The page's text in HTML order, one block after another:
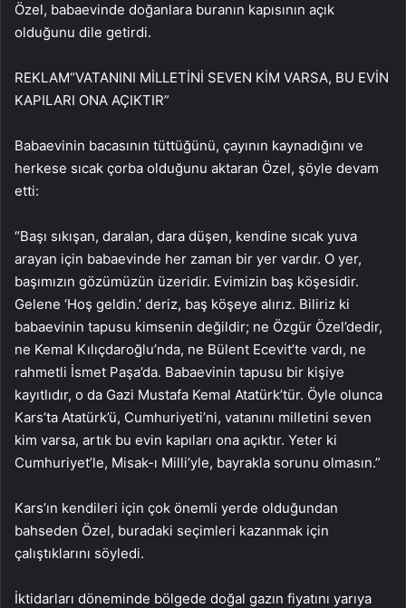
Özel, babaevinde doğanlara buranın kapısının açık
olduğunu dile getirdi.
REKLAM“VATANINI MİLLETİNİ SEVEN KİM VARSA, BU EVİN
KAPILARI ONA AÇIKTIR”
Babaevinin bacasının tüttüğünü, çayının kaynadığını ve
herkese sıcak çorba olduğunu aktaran Özel, şöyle devam
etti:
“Başı sıkışan, daralan, dara düşen, kendine sıcak yuva
arayan için babaevinde her zaman bir yer vardır. O yer,
başımızın gözümüzün üzeridir. Evimizin baş köşesidir.
Gelene ‘Hoş geldin.’ deriz, baş köşeye alırız. Biliriz ki
babaevinin tapusu kimsenin değildir; ne Özgür Özel’dedir,
ne Kemal Kılıçdaroğlu’nda, ne Bülent Ecevit’te vardı, ne
rahmetli İsmet Paşa’da. Babaevinin tapusu bir kişiye
kayıtlıdır, o da Gazi Mustafa Kemal Atatürk’tür. Öyle olunca
Kars’ta Atatürk’ü, Cumhuriyeti’ni, vatanını milletini seven
kim varsa, artık bu evin kapıları ona açıktır. Yeter ki
Cumhuriyet’le, Misak-ı Milli’yle, bayrakla sorunu olmasın.”
Kars’ın kendileri için çok önemli yerde olduğundan
bahseden Özel, buradaki seçimleri kazanmak için
çalıştıklarını söyledi.
İktidarları döneminde bölgede doğal gazın fiyatını yarıya